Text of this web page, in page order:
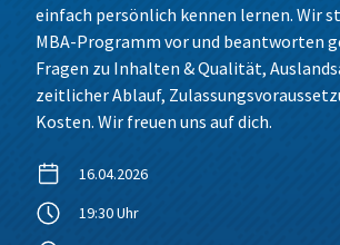
Beratung,
Coaching
Wirtschaftspsychologie
MBA
MBA International Business
and Leadership
MBA Future Skills und
Weiterbildung
Coaching & Psychologie
Business Coaching
Leading Change
Networking & Wirkung
Grundlagen der
Gesundheit & Soziales
IT & Technik
Data Science und Business
Wirtschaft & Management
Events
Info-Sessions
Alumni im Dialog
Sales Innovation Forum –
Über Uns
News
Team
einfach persönlich kennen lernen. Wir
MBA-Programm vor und beantworten
Fragen zu Inhalten & Qualität,
zeitlicher Ablauf,
Kosten. Wir freuen uns auf dich.
16.04.2026
19:30 Uhr